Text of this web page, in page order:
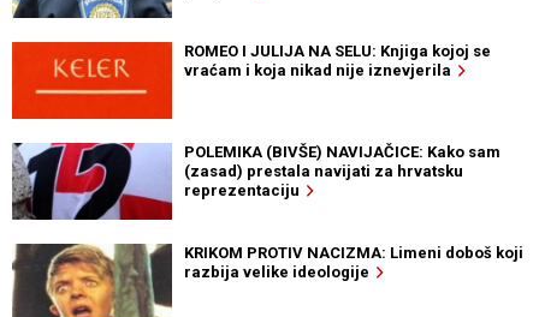
ROMEO I JULIJA NA SELU: Knjiga kojoj se
vraćam i koja nikad nije iznevjerila
POLEMIKA (BIVŠE) NAVIJAČICE: Kako sam
(zasad) prestala navijati za hrvatsku
reprezentaciju
KRIKOM PROTIV NACIZMA: Limeni doboš koji
razbija velike ideologije